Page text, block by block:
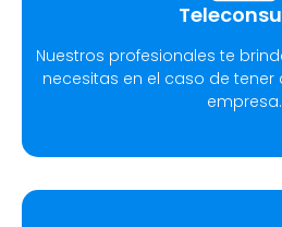
Nuestros profesionales te
necesitas en el caso de
empresa.